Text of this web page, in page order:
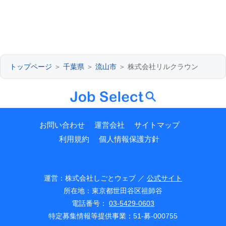
トップページ ＞ 千葉県 ＞ 流山市 ＞ 株式会社リルクラウン
お問い合わせ 運営会社
サイトマップ
利用規約
個人情報保護方針
運営：株式会社しごとウェブ ／ 公式サイト
所在地：東京都世田谷区祖師谷
電話番号： 03-5429-0603
特定募集情報等提供事業：51-募-000755